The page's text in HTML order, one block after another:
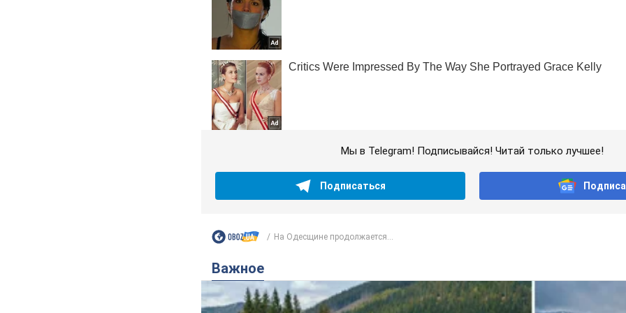
Мы в Telegram! Подписывайся! Читай только лучшее!
Подписаться
На Одесщине продолжается...
Важное